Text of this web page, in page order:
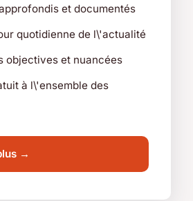
et documentés
quotidienne de l\'actualité
objectives et nuancées
à l\'ensemble des
→